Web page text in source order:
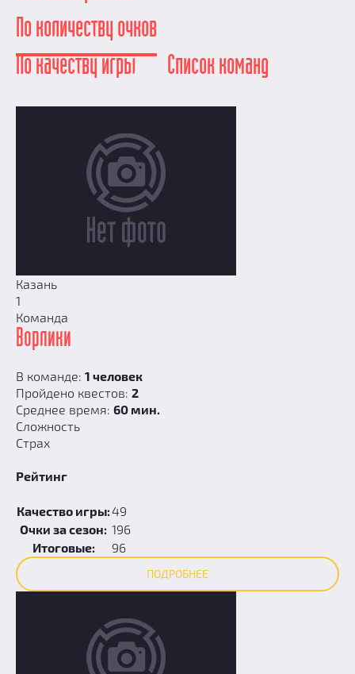
Партнерам
По количеству очков
По качеству игры
Список команд
Казань
1
Команда
Ворлики
В команде: 1 человек
Пройдено квестов: 2
Среднее время: 60 мин.
Сложность
Страх
Рейтинг
Качество игры:49
Очки за сезон: 196
Итоговые:
96
ПОДРОБНЕЕ